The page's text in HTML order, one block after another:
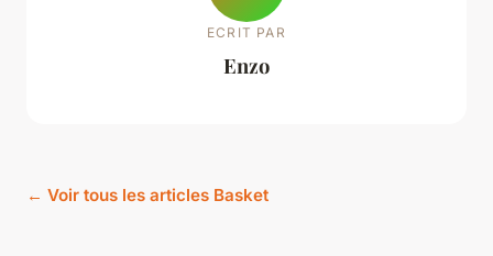
ECRIT PAR
Enzo
← Voir tous les articles Basket